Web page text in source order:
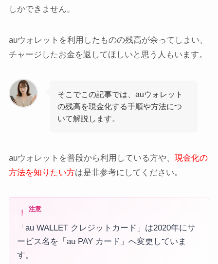
しかできません。
auウォレットを利用したものの残高が余ってしまい、
チャージしたお金を返してほしいと思う人もいます。
そこでこの記事では、auウォレット
の残高を現金化する手順や方法につ
いて解説します。
auウォレットを普段から利用している方や、 現金化の
方法を知りたい方は是非参考にしてください。
注意
「au WALLET クレジットカード」は2020年にサ
ービス名を「au PAY カード」へ変更していま
す。